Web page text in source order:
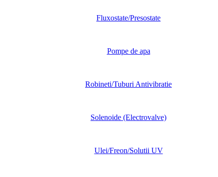
Fluxostate/Presostate
Pompe de apa
Robineti/Tuburi Antivibratie
Solenoide (Electrovalve)
Ulei/Freon/Solutii UV